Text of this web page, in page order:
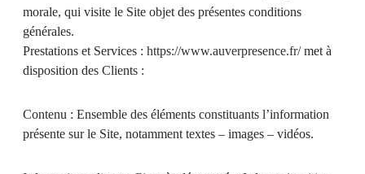
morale, qui visite le Site objet des présentes conditions
générales.
Prestations et Services : https://www.auverpresence.fr/met à
disposition des Clients :
Contenu : Ensemble des éléments constituants l’information
présente sur le Site, notamment textes – images – vidéos.